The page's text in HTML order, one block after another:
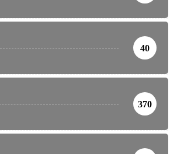
40
370